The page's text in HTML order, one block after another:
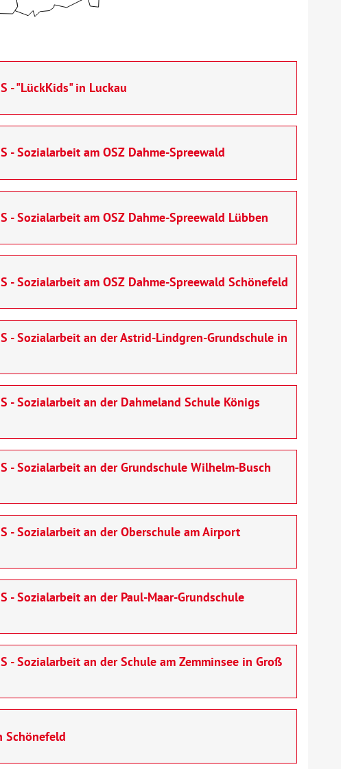
- "LückKids" in Luckau
- Sozialarbeit am OSZ Dahme-Spreewald
- Sozialarbeit am OSZ Dahme-Spreewald Lübben
- Sozialarbeit am OSZ Dahme-Spreewald Schönefeld
- Sozialarbeit an der Astrid-Lindgren-Grundschule in
- Sozialarbeit an der Dahmeland Schule Königs
- Sozialarbeit an der Grundschule Wilhelm-Busch
- Sozialarbeit an der Oberschule am Airport
- Sozialarbeit an der Paul-Maar-Grundschule
- Sozialarbeit an der Schule am Zemminsee in Groß
Schönefeld